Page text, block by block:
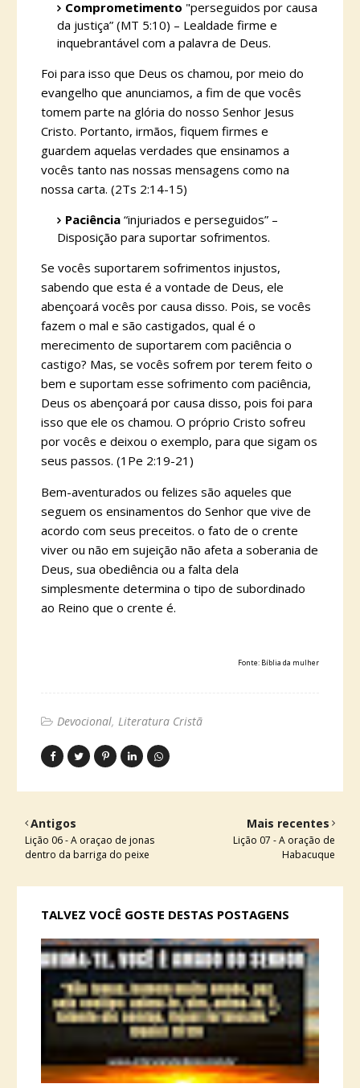
Comprometimento "perseguidos por causa
da justiça” (MT 5:10) – Lealdade firme e
inquebrantável com a palavra de Deus.
Foi para isso que Deus os chamou, por meio do
evangelho que anunciamos, a fim de que vocês
tomem parte na glória do nosso Senhor Jesus
Cristo. Portanto, irmãos, fiquem firmes e
guardem aquelas verdades que ensinamos a
vocês tanto nas nossas mensagens como na
nossa carta. (2Ts 2:14-15)
Paciência “injuriados e perseguidos” –
Disposição para suportar sofrimentos.
Se vocês suportarem sofrimentos injustos,
sabendo que esta é a vontade de Deus, ele
abençoará vocês por causa disso. Pois, se vocês
fazem o mal e são castigados, qual é o
merecimento de suportarem com paciência o
castigo? Mas, se vocês sofrem por terem feito o
bem e suportam esse sofrimento com paciência,
Deus os abençoará por causa disso, pois foi para
isso que ele os chamou. O próprio Cristo sofreu
por vocês e deixou o exemplo, para que sigam os
seus passos. (1Pe 2:19-21)
Bem-aventurados ou felizes são aqueles que
seguem os ensinamentos do Senhor que vive de
acordo com seus preceitos. o fato de o crente
viver ou não em sujeição não afeta a soberania de
Deus, sua obediência ou a falta dela
simplesmente determina o tipo de subordinado
ao Reino que o crente é.
Fonte: Bíblia da mulher
Devocional Literatura Cristã
Mais recentes
Lição 07 - A oração de
Habacuque
Antigos
Lição 06 - A oraçao de jonas
dentro da barriga do peixe
TALVEZ VOCÊ GOSTE DESTAS POSTAGENS